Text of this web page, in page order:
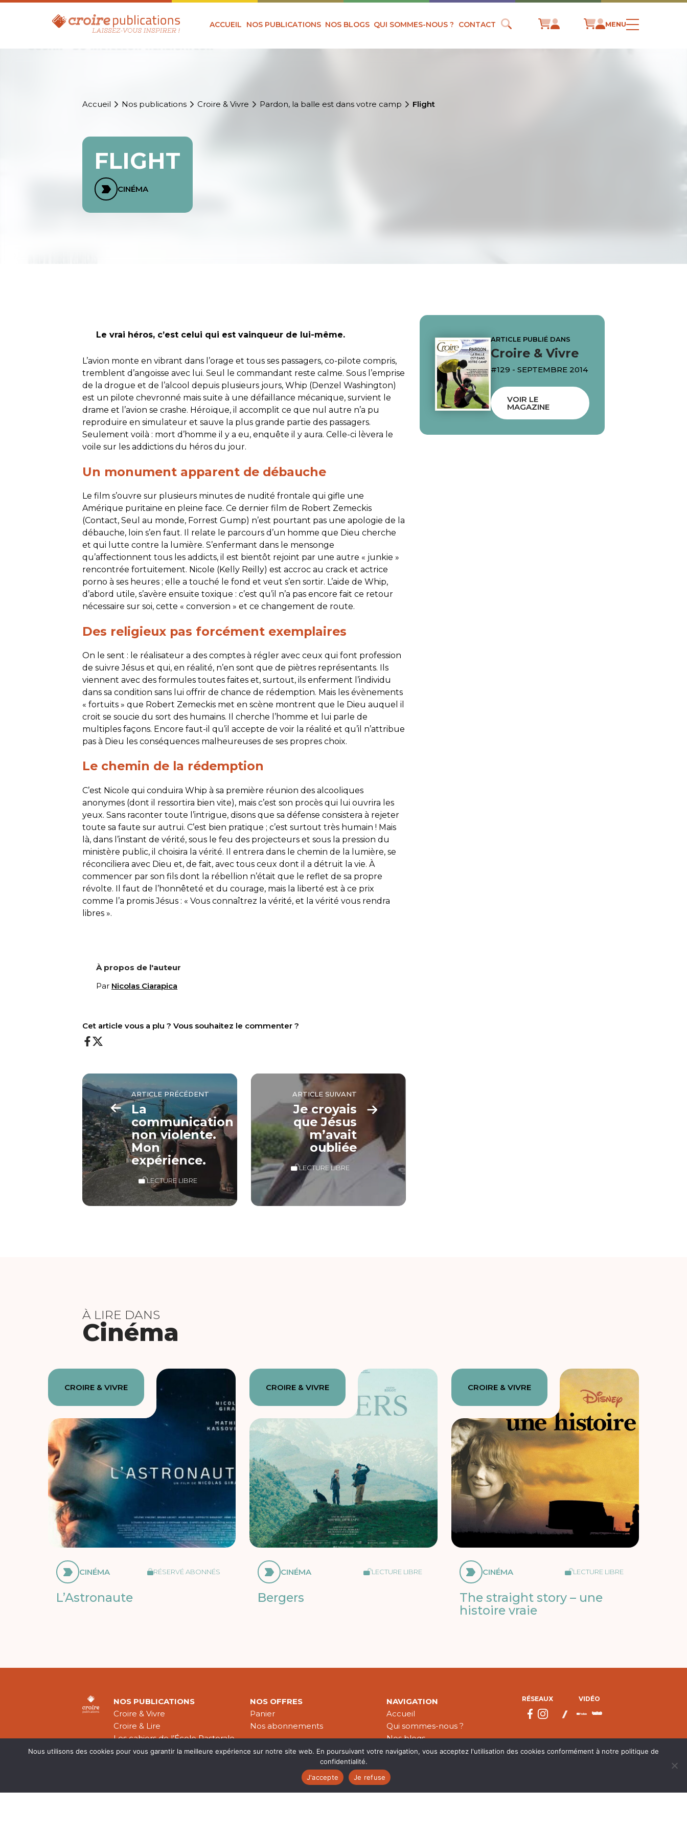
ACCUEIL NOS PUBLICATIONS NOS BLOGS QUI SOMMES-NOUS ? CONTACT MENU
Accueil Nos publications Croire & Vivre Pardon, la balle est dans votre camp Flight
FLIGHT
CINÉMA
Le vrai héros, c’est celui qui est vainqueur de lui-même.
L’avion monte en vibrant dans l’orage et tous ses passagers, co-pilote compris,
tremblent d’angoisse avec lui. Seul le commandant reste calme. Sous l’emprise
de la drogue et de l’alcool depuis plusieurs jours, Whip (Denzel Washington)
est un pilote chevronné mais suite à une défaillance mécanique, survient le
drame et l’avion se crashe. Héroïque, il accomplit ce que nul autre n’a pu
reproduire en simulateur et sauve la plus grande partie des passagers.
Seulement voilà : mort d’homme il y a eu, enquête il y aura. Celle-ci lèvera le
voile sur les addictions du héros du jour.
Un monument apparent de débauche
Le film s’ouvre sur plusieurs minutes de nudité frontale qui gifle une
Amérique puritaine en pleine face. Ce dernier film de Robert Zemeckis
(Contact, Seul au monde, Forrest Gump) n’est pourtant pas une apologie de la
débauche, loin s’en faut. Il relate le parcours d’un homme que Dieu cherche
et qui lutte contre la lumière. S’enfermant dans le mensonge
qu’affectionnent tous lesaddicts, il est bientôt rejoint par une autre « junkie »
rencontrée fortuitement. Nicole (Kelly Reilly) est accroc au crack et actrice
porno à ses heures ; elle a touché le fond et veut s’en sortir. L’aide de Whip,
d’abord utile, s’avère ensuite toxique : c’est qu’il n’a pas encore fait ce retour
nécessaire sur soi, cette « conversion » et ce changement de route.
Des religieux pas forcément exemplaires
On le sent : le réalisateur a des comptes à régler avec ceux qui font profession
de suivre Jésus et qui, en réalité, n’en sont que de piètres représentants. Ils
viennent avec des formules toutes faites et, surtout, ils enferment l’individu
dans sa condition sans lui offrir de chance de rédemption. Mais les évènements
« fortuits » que Robert Zemeckis met en scène montrent que le Dieu auquel il
croit se soucie du sort des humains. Il cherche l’homme et lui parle de
multiples façons. Encore faut-il qu’il accepte de voir la réalité et qu’il n’attribue
pas à Dieu les conséquences malheureuses de ses propres choix.
Le chemin de la rédemption
C’est Nicole qui conduira Whip à sa première réunion des alcooliques
anonymes (dont il ressortira bien vite), mais c’est son procès qui lui ouvrira les
yeux. Sans raconter toute l’intrigue, disons que sa défense consistera à rejeter
toute sa faute sur autrui. C’est bien pratique ; c’est surtout très humain ! Mais
là, dans l’instant de vérité, sous le feu des projecteurs et sous la pression du
ministère public, il choisira la vérité. Il entrera dans le chemin de la lumière, se
réconciliera avec Dieu et, de fait, avec tous ceux dont il a détruit la vie. À
commencer par son fils dont la rébellion n’était que le reflet de sa propre
révolte. Il faut de l’honnêteté et du courage, mais la liberté est à ce prix
comme l’a promis Jésus : «Vous connaîtrez la vérité, et la vérité vous rendra
libres ».
À propos de l'auteur
Par Nicolas Ciarapica
Cet article vous a plu ? Vous souhaitez le commenter ?
ARTICLE PRÉCÉDENT
La
communication
non violente.
Mon
expérience.
LECTURE LIBRE
ARTICLE SUIVANT
Je croyais
que Jésus
m’avait
oubliée
LECTURE LIBRE
ARTICLE PUBLIÉ DANS
Croire & Vivre
#129 - SEPTEMBRE 2014
VOIR LE
MAGAZINE
À LIRE DANS
Cinéma
CROIRE & VIVRE
CINÉMA RÉSERVÉ ABONNÉS
L’Astronaute
CROIRE & VIVRE
CINÉMA LECTURE LIBRE
Bergers
CROIRE & VIVRE
CINÉMA LECTURE LIBRE
The straight story – une
histoire vraie
NOS PUBLICATIONS
Croire & Vivre
Croire & Lire
Les cahiers de l’École Pastorale
Théologie Évangélique
NOS OFFRES
Panier
Nos abonnements
NAVIGATION
Accueil
Qui sommes-nous ?
Nos blogs
Nos publications
RÉSEAUX VIDÉO
Nous utilisons des cookies pour vous garantir la meilleure expérience sur notre site web. En poursuivant votre navigation, vous acceptez l'utilisation des cookies conformément à notre politique de
confidentialité.
J'accepte
Je refuse